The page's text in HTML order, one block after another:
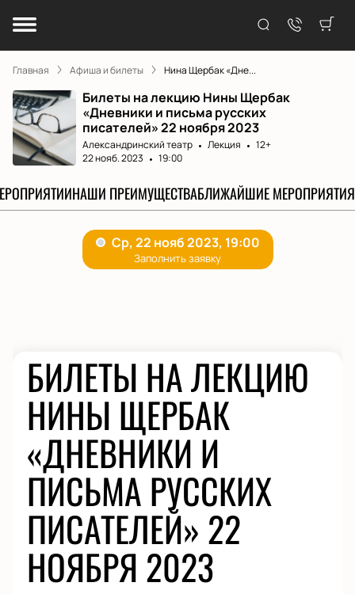
Главная Афиша и билеты Нина Щербак «Дне...
Билеты на лекцию Нины Щербак
«Дневники и письма русских
писателей» 22 ноября 2023
Александринский театр Лекция
12+
22 нояб. 2023
19:00
НАШИ ПРЕИМУЩЕСТВАБЛИЖАЙШИЕ МЕРОПРИЯТИЯ
БИЛЕТЫ НА ЛЕКЦИЮ
НИНЫ ЩЕРБАК
«ДНЕВНИКИ И
ПИСЬМА РУССКИХ
ПИСАТЕЛЕЙ» 22
НОЯБРЯ 2023